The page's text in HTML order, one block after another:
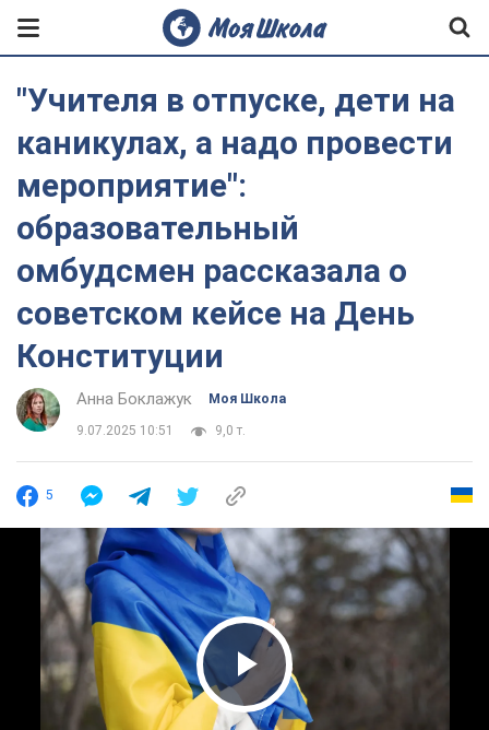
"Учителя в отпуске, дети на
каникулах, а надо провести
мероприятие":
образовательный
омбудсмен рассказала о
советском кейсе на День
Конституции
Анна Боклажук Моя Школа
9.07.2025 10:51 9,0 т.
5
Play Video